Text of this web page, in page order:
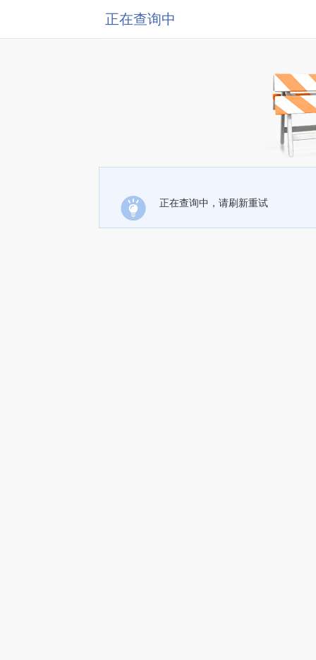
正在查询中
正在查询中，请刷新重试